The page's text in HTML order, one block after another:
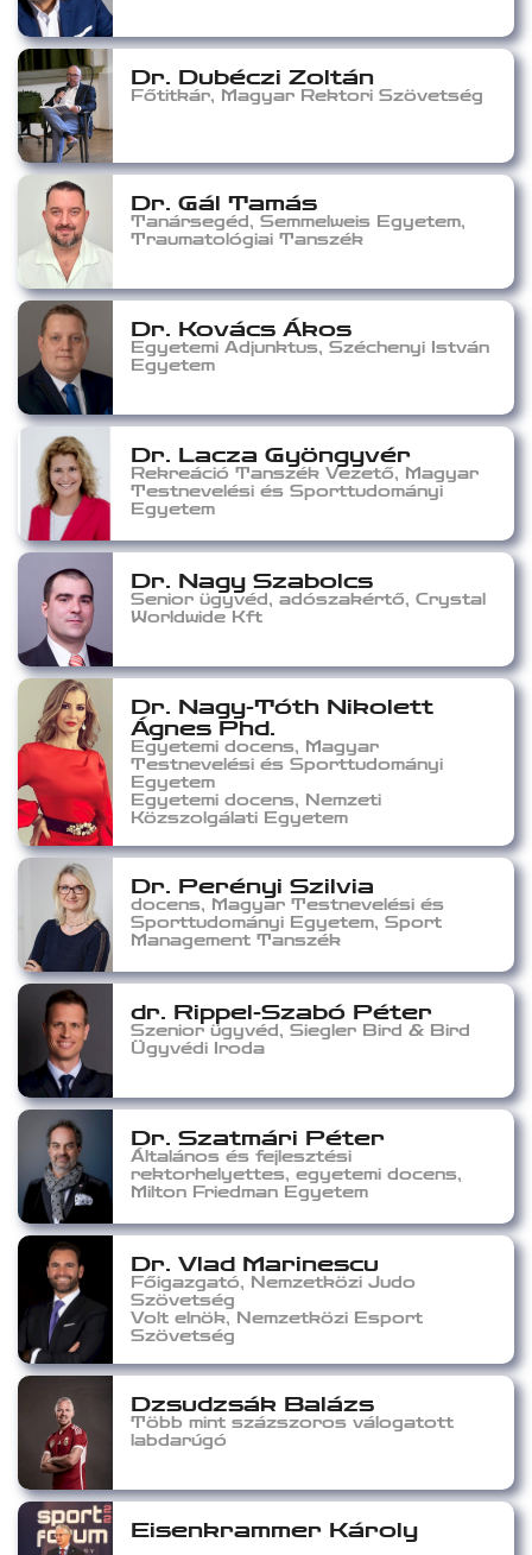
Dr. Dubéczi Zoltán
Főtitkár, Magyar Rektori Szövetség
Dr. Gál Tamás
Tanársegéd, Semmelweis Egyetem,
Traumatológiai Tanszék
Dr. Kovács Ákos
Egyetemi Adjunktus, Széchenyi István
Egyetem
Dr. Lacza Gyöngyvér
Rekreáció Tanszék Vezető, Magyar
Testnevelési és Sporttudományi
Egyetem
Dr. Nagy Szabolcs
Senior ügyvéd, adószakértő, Crystal
Worldwide Kft
Dr. Nagy-Tóth Nikolett
Ágnes Phd.
Egyetemi docens, Magyar
Testnevelési és Sporttudományi
Egyetem
Egyetemi docens, Nemzeti
Közszolgálati Egyetem
Dr. Perényi Szilvia
docens, Magyar Testnevelési és
Sporttudományi Egyetem, Sport
Management Tanszék
dr. Rippel-Szabó Péter
Szenior ügyvéd, Siegler Bird & Bird
Ügyvédi Iroda
Dr. Szatmári Péter
Általános és fejlesztési
rektorhelyettes, egyetemi docens,
Milton Friedman Egyetem
Dr. Vlad Marinescu
Főigazgató, Nemzetközi Judo
Szövetség
Volt elnök, Nemzetközi Esport
Szövetség
Dzsudzsák Balázs
Több mint százszoros válogatott
labdarúgó
Eisenkrammer Károly